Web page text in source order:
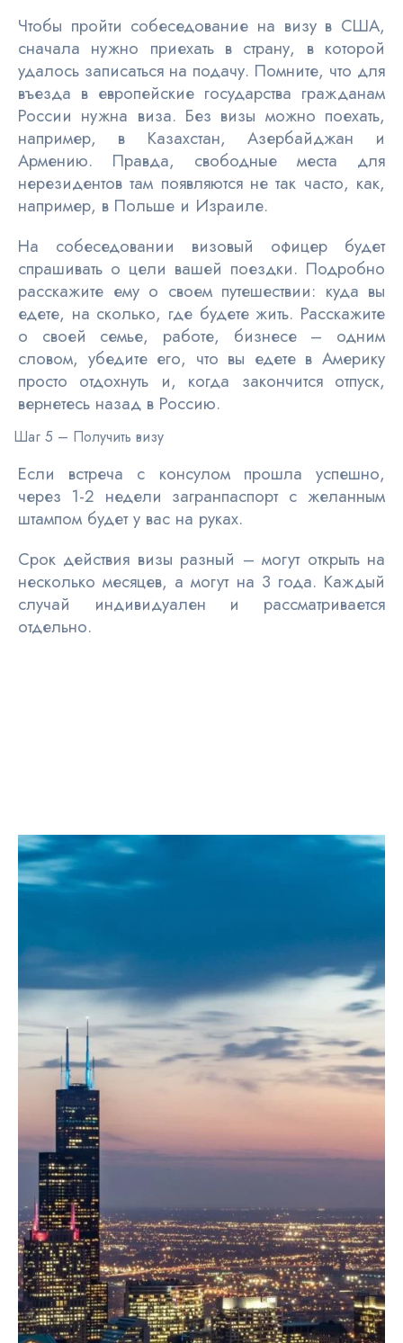
Чтобы пройти собеседование на визу в США,
сначала нужно приехать в страну, в которой
удалось записаться на подачу. Помните, что для
въезда в европейские государства гражданам
России нужна виза. Без визы можно поехать,
например, в Казахстан, Азербайджан и
Армению. Правда, свободные места для
нерезидентов там появляются не так часто, как,
например, в Польше и Израиле.
На собеседовании визовый офицер будет
спрашивать о цели вашей поездки. Подробно
расскажите ему о своем путешествии: куда вы
едете, на сколько, где будете жить. Расскажите
о своей семье, работе, бизнесе – одним
словом, убедите его, что вы едете в Америку
просто отдохнуть и, когда закончится отпуск,
вернетесь назад в Россию.
Шаг 5 – Получить визу
Если встреча с консулом прошла успешно,
через 1-2 недели загранпаспорт с желанным
штампом будет у вас на руках.
Срок действия визы разный – могут открыть на
несколько месяцев, а могут на 3 года. Каждый
случай индивидуален и рассматривается
отдельно.